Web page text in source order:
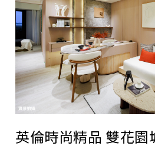
英倫時尚精品 雙花園